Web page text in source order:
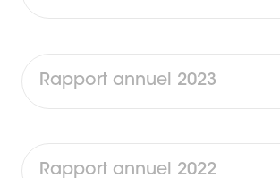
Rapport annuel 2023
Rapport annuel 2022